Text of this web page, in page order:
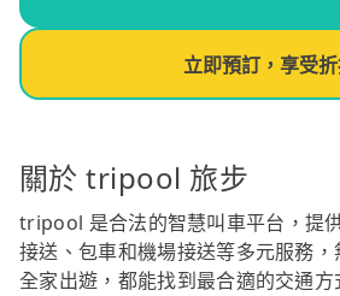
立即預訂，享受
關於 tripool 旅步
tripool 是合法的智慧叫車平台，提
接送、包車和機場接送等多元服務
全家出遊，都能找到最合適的交通方